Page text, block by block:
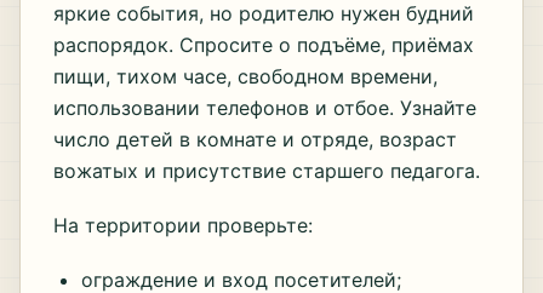
яркие события, но родителю нужен будний
распорядок. Спросите о подъёме, приёмах
пищи, тихом часе, свободном времени,
использовании телефонов и отбое. Узнайте
число детей в комнате и отряде, возраст
вожатых и присутствие старшего педагога.
На территории проверьте:
ограждение и вход посетителей;